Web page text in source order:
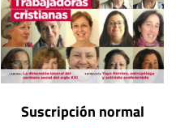
Suscripción normal